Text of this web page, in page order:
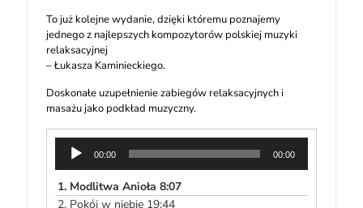
To już kolejne wydanie, dzięki któremu poznajemy
jednego z najlepszych kompozytorów polskiej muzyki
relaksacyjnej
– Łukasza Kaminieckiego.
Doskonałe uzupełnienie zabiegów relaksacyjnych i
masażu jako podkład muzyczny.
Odtwarzacz
plików
dźwiękowych
00:00 00:00
1. Modlitwa Anioła 8:07
2. Pokój w niebie 19:44